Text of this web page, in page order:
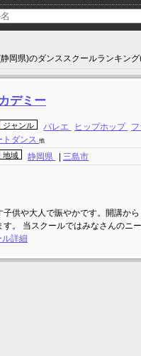
岡県)のダンススクールランキン
デミー
ジャンル バレエ ヒップホップ
トダンス他
地域 静岡県 |三島市
子供や大人で賑やかです。開講か
。 当スクールではみなさんのニ
詳細